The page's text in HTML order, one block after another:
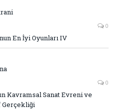
0
En İyi Oyunları IV
0
Kavramsal Sanat Evreni ve
Gerçekliği